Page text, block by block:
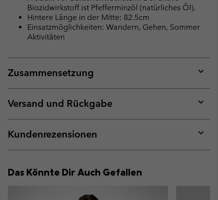
Biozidwirkstoff ist Pfefferminzöl (natürliches Öl).
Hintere Länge in der Mitte: 82.5cm
Einsatzmöglichkeiten: Wandern, Gehen, Sommer
Aktivitäten
Zusammensetzung
or
Versand und Rückgabe
or
Kundenrezensionen
or
Das Könnte Dir Auch Gefallen